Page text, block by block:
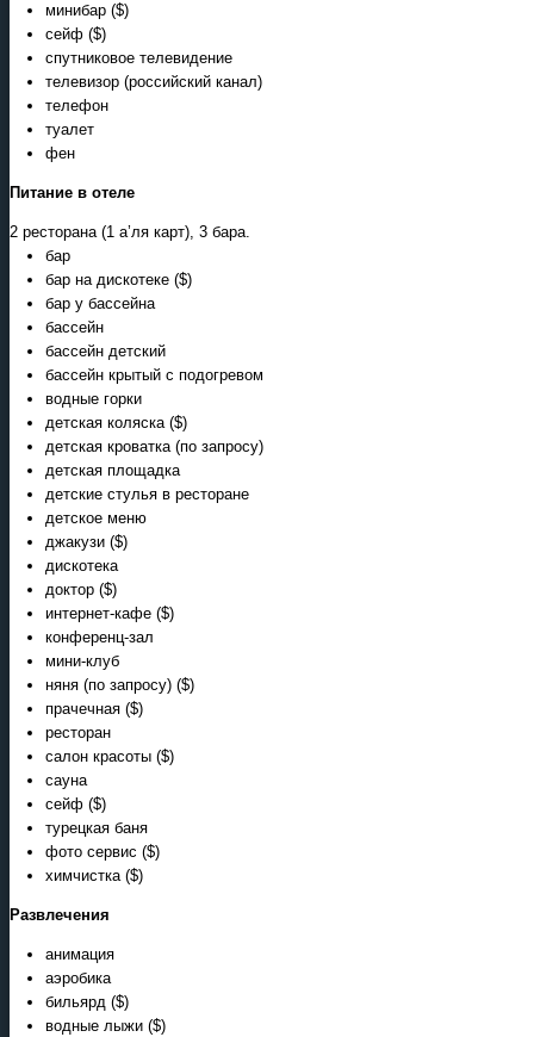
минибар ($)
сейф ($)
спутниковое телевидение
телевизор (российский канал)
телефон
туалет
фен
Питание в отеле
2 ресторана (1 а’ля карт), 3 бара.
бар
бар на дискотеке ($)
бар у бассейна
бассейн
бассейн детский
бассейн крытый с подогревом
водные горки
детская коляска ($)
детская кроватка (по запросу)
детская площадка
детские стулья в ресторане
детское меню
джакузи ($)
дискотека
доктор ($)
интернет-кафе ($)
конференц-зал
мини-клуб
няня (по запросу) ($)
прачечная ($)
ресторан
салон красоты ($)
сауна
сейф ($)
турецкая баня
фото сервис ($)
химчистка ($)
Развлечения
анимация
аэробика
бильярд ($)
водные лыжи ($)